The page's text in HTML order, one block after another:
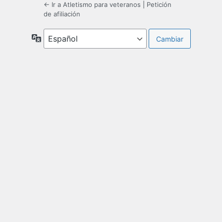
← Ir a Atletismo para veteranos
Petición
de afiliación
Idioma